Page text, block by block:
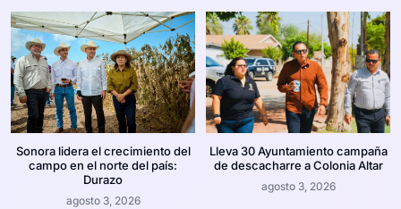
Sonora lidera el crecimiento del
campo en el norte del país:
Durazo
agosto 3, 2026
Lleva 30 Ayuntamiento campaña
de descacharre a Colonia Altar
agosto 3, 2026